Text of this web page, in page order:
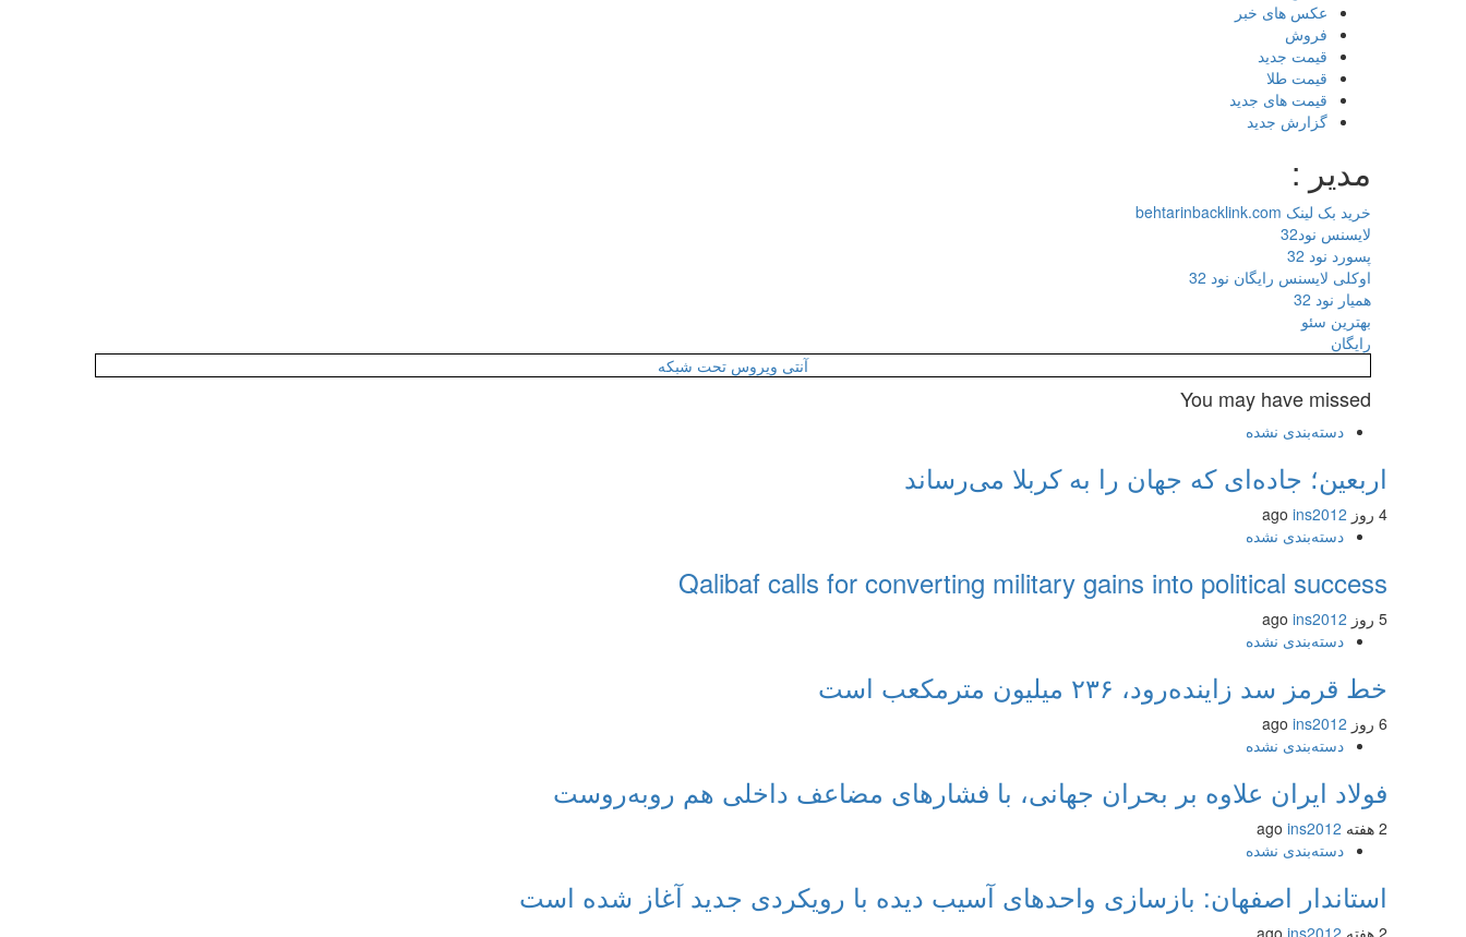
عکس های خبر
فروش
قیمت جدید
قیمت طلا
قیمت های جدید
گزارش جدید
مدیر :
خرید بک لینک behtarinbacklink.com
لایسنس نود32
پسورد نود 32
اوکلی لایسنس رایگان نود 32
همیار نود 32
بهترین سئو
رایگان
آنتی ویروس تحت شبکه
You may have missed
دسته‌بندی نشده
اربعین؛ جاده‌ای که جهان را به کربلا می‌رساند
4 روز ago
ins2012
دسته‌بندی نشده
Qalibaf calls for converting military gains into political success
5 روز ago
ins2012
دسته‌بندی نشده
خط قرمز سد زاینده‌رود، ۲۳۶ میلیون مترمکعب است
6 روز ago
ins2012
دسته‌بندی نشده
فولاد ایران علاوه بر بحران جهانی، با فشارهای مضاعف داخلی هم روبه‌روست
2 هفته ago
ins2012
دسته‌بندی نشده
استاندار اصفهان: بازسازی واحدهای آسیب دیده با رویکردی جدید آغاز شده است
2 هفته ago ins2012